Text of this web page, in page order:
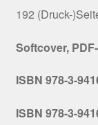
192 (Druck-
Softcover,
ISBN 978-3-
ISBN 978-3-